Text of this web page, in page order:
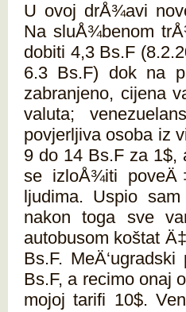
U ovoj drÅ¾avi
Na sluÅ¾benom
dobiti 4,3 Bs.F
6.3 Bs.F) dok na
zabranjeno, cijena
valuta;
povjerljiva osoba iz
9 do 14 Bs.F za
se izloÅ¾iti
ljudima. Uspio
nakon toga sve
autobusom koštat
Bs.F.
Bs.F, a recimo onaj
mojoj tarifi 10$.